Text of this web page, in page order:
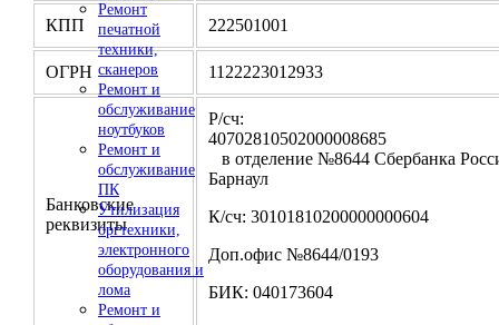
Ремонт
печатной
техники,
сканеров
Ремонт и
обслуживание
ноутбуков
Ремонт и
обслуживание
ПК
Утилизация
оргтехники,
электронного
оборудования и
лома
Ремонт и
КПП 222501001
ОГРН 1122223012933
Банковские
реквизиты
Р/сч:
в отделение №8644 Сбербанка
Барнаул
К/сч: 30101810200000000604
Доп.офис №8644/0193
БИК: 040173604